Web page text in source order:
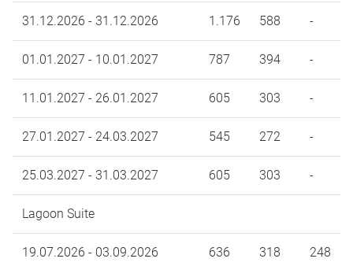
31.12.2026 - 31.12.2026 1.176 588 -
01.01.2027 - 10.01.2027 787 394 -
11.01.2027 - 26.01.2027 605 303 -
27.01.2027 - 24.03.2027 545 272 -
25.03.2027 - 31.03.2027 605 303 -
Lagoon Suite
19.07.2026 - 03.09.2026 636 318 248